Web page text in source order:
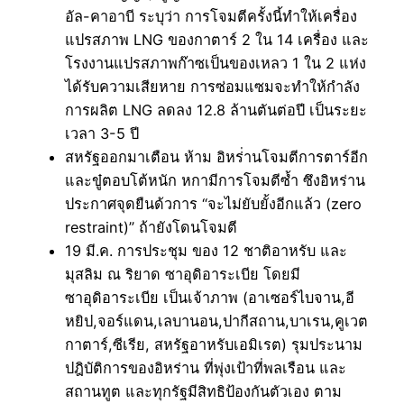
อัล-คาอาบี ระบุว่า การโจมตีครั้งนี้ทำให้เครื่อง
แปรสภาพ LNG ของกาตาร์ 2 ใน 14 เครื่อง และ
โรงงานแปรสภาพก๊าซเป็นของเหลว 1 ใน 2 แห่ง
ได้รับความเสียหาย การซ่อมแซมจะทำให้กำลัง
การผลิต LNG ลดลง 12.8 ล้านตันต่อปี เป็นระยะ
เวลา 3-5 ปี
สหรัฐออกมาเตือน ห้าม อิหร่่านโจมตีการตาร์อีก
และขู๋ตอบโต้หนัก หกามีการโจมตีซ้ำ ซึงอิหร่าน
ประกาศจุดยืนด้วการ “จะไม่ยับยั้งอีกแล้ว (zero
restraint)” ถ้ายังโดนโจมตี
19 มี.ค. การประชุม ของ 12 ชาติอาหรับ และ
มุสลิม ณ ริยาด ซาอุดิอาระเบีย โดยมี
ซาอุดิอาระเบีย เป็นเจ้าภาพ (อาเซอร์ไบจาน,อี
หยิป,จอร์แดน,เลบานอน,ปากีสถาน,บาเรน,คูเวต
กาตาร์,ซีเรีย, สหรัฐอาหรับเอมิเรต) รุมประนาม
ปฎิบัติการของอิหร่าน ที่พุ่งเป้าที่พลเรือน และ
สถานทูต และทุกรัฐมีสิทธิป้องกันตัวเอง ตาม